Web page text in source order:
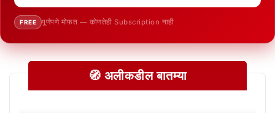
FREE पूर्णपणे मोफत — कोणतेही Subscription नाही
🧭 अलीकडील बातम्या